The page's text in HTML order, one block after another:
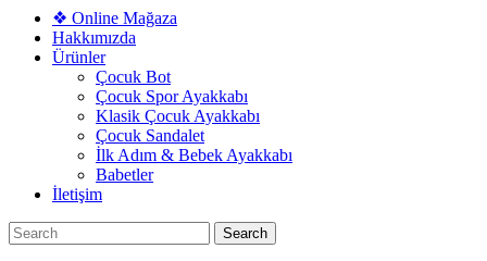
❖ Online Mağaza
Hakkımızda
Ürünler
Çocuk Bot
Çocuk Spor Ayakkabı
Klasik Çocuk Ayakkabı
Çocuk Sandalet
İlk Adım & Bebek Ayakkabı
Babetler
İletişim